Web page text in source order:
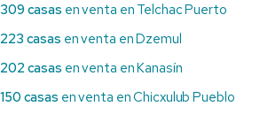
309 casas en venta en Telchac Puerto
223 casas en venta en Dzemul
202 casas en venta en Kanasín
150 casas en venta en Chicxulub Pueblo